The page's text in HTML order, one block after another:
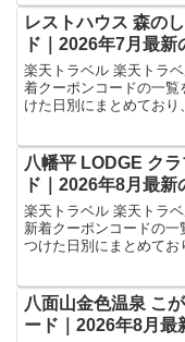
レストハウス 森の
ド｜2026年7月最
楽天トラベル 楽天トラ
着クーポンコードの一
けた日別にまとめてお
になります。ホテル・
八幡平 LODGE ク
ド｜2026年8月最
楽天トラベル 楽天トラ
新着クーポンコードの
つけた日別にまとめて
八面山金色温泉 こ
ード｜2026年8月最